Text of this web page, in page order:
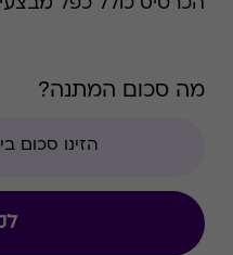
הכרטיס כולל כפל
מצווה. השימוש בגיפט
מה סכום המתנה?